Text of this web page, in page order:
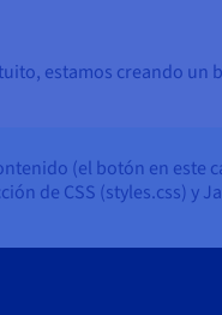
estamos creando un
(el botón en este
de CSS (styles.css) y